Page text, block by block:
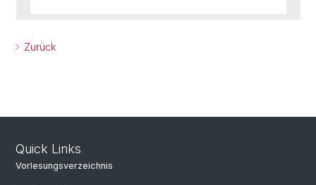
Zurück
Quick Links
Vorlesungsverzeichnis